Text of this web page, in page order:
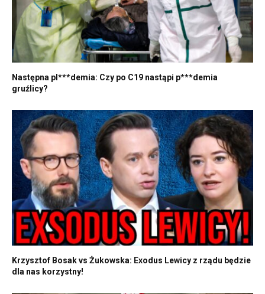
Następna pl***demia: Czy po C19 nastąpi p***demia
gruźlicy?
Krzysztof Bosak vs Żukowska: Exodus Lewicy z rządu będzie
dla nas korzystny!